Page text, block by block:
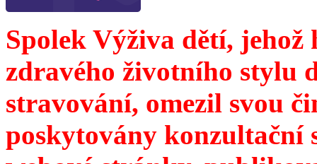
Spolek Výživa dětí,
zdravého životního stylu
stravování, omezil svou
poskytovány konzultační